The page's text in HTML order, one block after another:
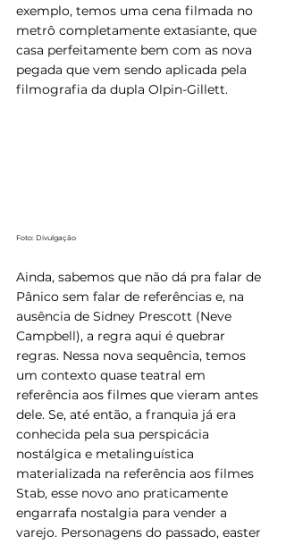
exemplo, temos uma cena filmada no
metrô completamente extasiante, que
casa perfeitamente bem com as nova
pegada que vem sendo aplicada pela
filmografia da dupla Olpin-Gillett.
Foto: Divulgação
Ainda, sabemos que não dá pra falar de
Pânico sem falar de referências e, na
ausência de Sidney Prescott (Neve
Campbell), a regra aqui é quebrar
regras. Nessa nova sequência, temos
um contexto quase teatral em
referência aos filmes que vieram antes
dele. Se, até então, a franquia já era
conhecida pela sua perspicácia
nostálgica e metalinguística
materializada na referência aos filmes
Stab, esse novo ano praticamente
engarrafa nostalgia para vender a
varejo. Personagens do passado, easter